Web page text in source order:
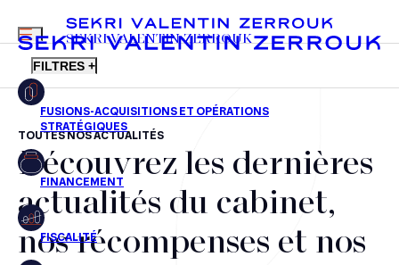
FR EN
MENU
SEKRI VALENTIN ZERROUK
FILTRES +
Fusions-acquisitions et opérations stratégiques
Financement
Fiscalité
TOUTES NOS ACTUALITÉS
Découvrez les dernières
actualités du cabinet,
nos récompenses et nos